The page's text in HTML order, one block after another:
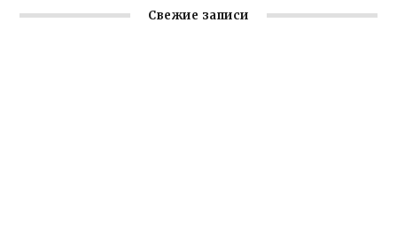
Свежие записи